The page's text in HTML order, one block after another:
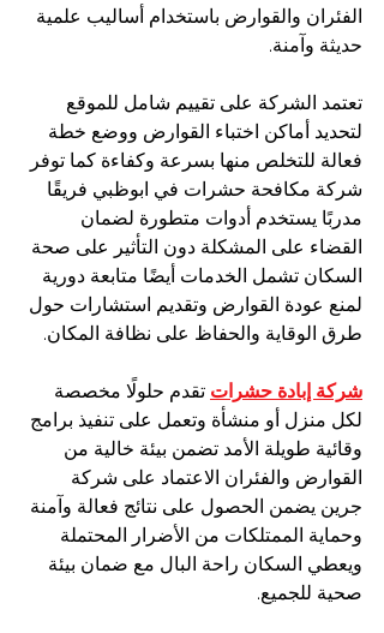
الفئران والقوارض باستخدام أساليب علمية
حديثة وآمنة.
تعتمد الشركة على تقييم شامل للموقع
لتحديد أماكن اختباء القوارض ووضع خطة
فعالة للتخلص منها بسرعة وكفاءة كما توفر
شركة مكافحة حشرات في ابوظبي فريقًا
مدربًا يستخدم أدوات متطورة لضمان
القضاء على المشكلة دون التأثير على صحة
السكان تشمل الخدمات أيضًا متابعة دورية
لمنع عودة القوارض وتقديم استشارات حول
طرق الوقاية والحفاظ على نظافة المكان.
شركة إبادة حشرات تقدم حلولًا مخصصة
لكل منزل أو منشأة وتعمل على تنفيذ برامج
وقائية طويلة الأمد تضمن بيئة خالية من
القوارض والفئران الاعتماد على شركة
جرين يضمن الحصول على نتائج فعالة وآمنة
وحماية الممتلكات من الأضرار المحتملة
ويعطي السكان راحة البال مع ضمان بيئة
صحية للجميع.